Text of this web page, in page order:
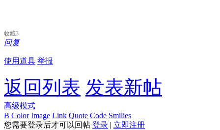
收藏3
回复
使用道具 举报
返回列表 发表新帖
高级模式
B Color Image Link Quote Code Smilies
您需要登录后才可以回帖 登录 | 立即注册